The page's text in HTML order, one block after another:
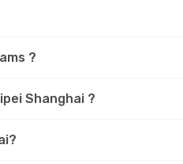
?
Shanghai ?